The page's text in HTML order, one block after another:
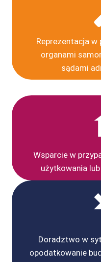
Reprezentacja
organami
sądami
Wsparcie w
użytkowania
Doradztwo w
opodatkowanie